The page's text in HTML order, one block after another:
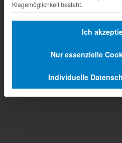
Klagemöglichkeit besteht.
Ich
Nur essenzielle
Individuelle